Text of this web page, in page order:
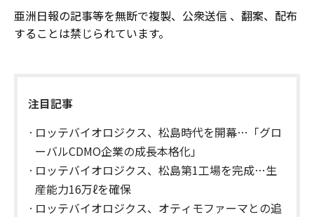
亜洲日報の記事等を無断で複製、公衆送信 、翻案、配布
することは禁じられています。
注目記事
ロッテバイオロジクス、松島時代を開幕…「グロ
ーバルCDMO企業の成長本格化」
ロッテバイオロジクス、松島第1工場を完成…生
産能力16万ℓを確保
ロッテバイオロジクス、オティモファーマとの追